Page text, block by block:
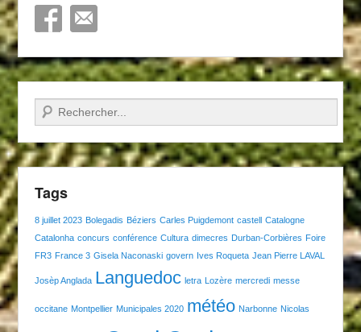
Recherche
Tags
8 juillet 2023 Bolegadis Béziers Carles Puigdemont castell Catalogne
Catalonha concurs conférence Cultura dimecres Durban-Corbières Foire
FR3 France 3 Gisela Naconaski govern Ives Roqueta Jean Pierre LAVAL
Josèp Anglada Languedoc letra Lozère mercredi messe
occitane Montpellier Municipales 2020 météo Narbonne Nicolas